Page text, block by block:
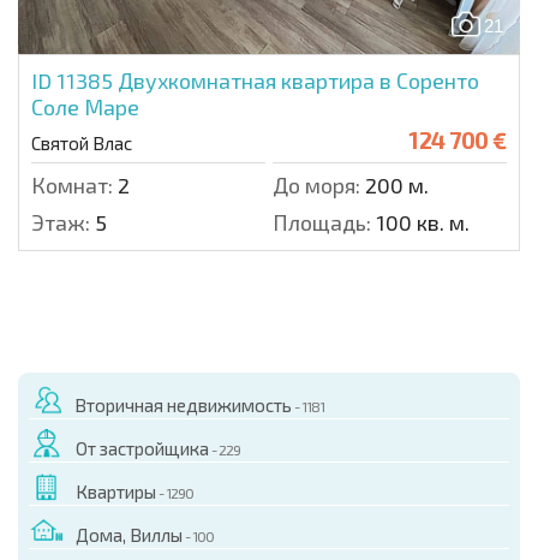
21
ID 11385 Двухкомнатная квартира в Соренто
Соле Маре
Святой Влас 124 700 €
Комнат: 2 До моря: 200 м.
Этаж: 5 Площадь: 100 кв. м.
Вторичная недвижимость - 1181
От застройщика - 229
Квартиры - 1290
Дома, Виллы - 100